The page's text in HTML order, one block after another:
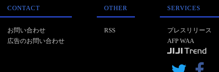
CONTACT
お問い合わせ
広告のお問い合わせ
OTHER
RSS
SERVICES
プレスリリース
AFP WAA